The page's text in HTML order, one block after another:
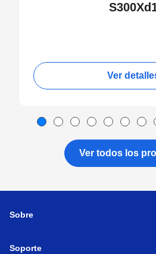
Ver
Ver todos los
Sobre
Soporte